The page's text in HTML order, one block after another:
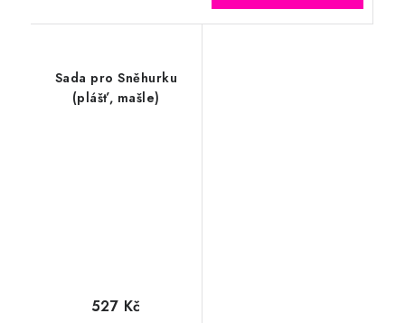
Sada pro Sněhurku
(plášť, mašle)
527 Kč